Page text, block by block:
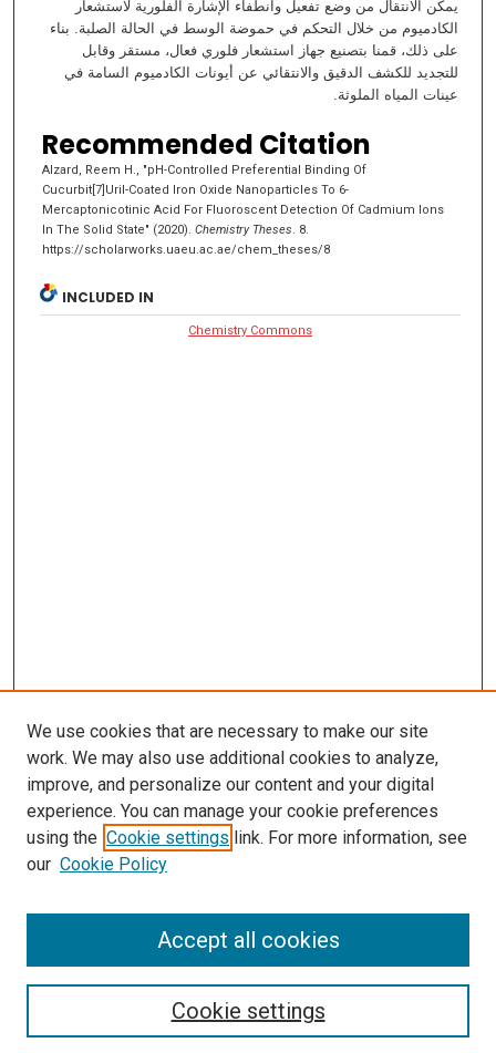
يمكن الانتقال من وضع تفعيل وانطفاء الإشارة الفلورية لاستشعار
الكادميوم من خلال التحكم في حموضة الوسط في الحالة الصلبة. بناء
على ذلك، قمنا بتصنيع جهاز استشعار فلوري فعال، مستقر وقابل
للتجديد للكشف الدقيق والانتقائي عن أيونات الكادميوم السامة في
عينات المياه الملوثة.
Recommended Citation
Alzard, Reem H., "pH-Controlled Preferential Binding Of
Cucurbit[7]Uril-Coated Iron Oxide Nanoparticles To 6-
Mercaptonicotinic Acid For Fluoroscent Detection Of Cadmium Ions
In The Solid State" (2020). Chemistry Theses. 8.
https://scholarworks.uaeu.ac.ae/chem_theses/8
INCLUDED IN
Chemistry Commons
Enter search terms:
Select context to search:
We use cookies that are necessary to make our site
work. We may also use additional cookies to analyze,
improve, and personalize our content and your digital
experience. You can manage your cookie preferences
using the Cookie settings link. For more information, see
our Cookie Policy
Cookie settings
Accept all cookies